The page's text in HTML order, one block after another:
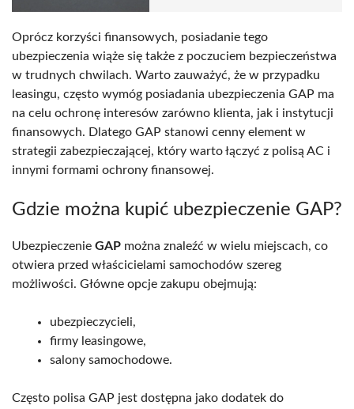
Oprócz korzyści finansowych, posiadanie tego
ubezpieczenia wiąże się także z poczuciem bezpieczeństwa
w trudnych chwilach. Warto zauważyć, że w przypadku
leasingu, często wymóg posiadania ubezpieczenia GAP ma
na celu ochronę interesów zarówno klienta, jak i instytucji
finansowych. Dlatego GAP stanowi cenny element w
strategii zabezpieczającej, który warto łączyć z polisą AC i
innymi formami ochrony finansowej.
Gdzie można kupić ubezpieczenie GAP?
Ubezpieczenie GAP można znaleźć w wielu miejscach, co
otwiera przed właścicielami samochodów szereg
możliwości. Główne opcje zakupu obejmują:
ubezpieczycieli,
firmy leasingowe,
salony samochodowe.
Często polisa GAP jest dostępna jako dodatek do